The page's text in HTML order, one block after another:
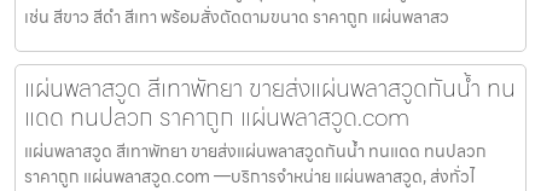
เช่น สีขาว สีดำ สีเทา พร้อมสั่งตัดตามขนาด ราคาถูก แผ่นพลาสว
แผ่นพลาสวูด สีเทาพัทยา ขายส่งแผ่นพลาสวูดกันน้ำ ทน
แดด ทนปลวก ราคาถูก แผ่นพลาสวูด.com
แผ่นพลาสวูด สีเทาพัทยา ขายส่งแผ่นพลาสวูดกันน้ำ ทนแดด ทนปลวก
ราคาถูก แผ่นพลาสวูด.com —บริการจำหน่าย แผ่นพลาสวูด, ส่งทั่วไ